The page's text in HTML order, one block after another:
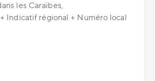
les Caraïbes,
Indicatif régional + Numéro local